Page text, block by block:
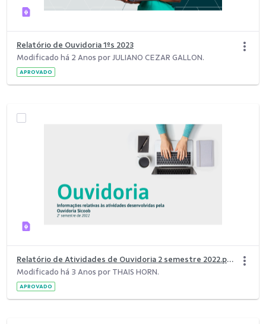
Relatório de Ouvidoria 1ºs 2023
Modificado há 2 Anos por JULIANO CEZAR GALLON.
APROVADO
Relatório de Atividades de Ouvidoria 2 semestre 2022.pdf
Modificado há 3 Anos por THAIS HORN.
APROVADO